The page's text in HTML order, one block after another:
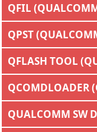
QFIL
QPST
QFLASH TOOL
QCOMDLOADER
QUALCOMM SW